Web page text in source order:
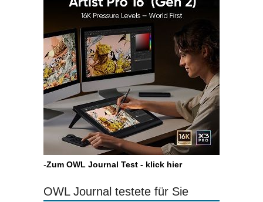
-Zum OWL Journal Test - klick hier
OWL Journal testete für Sie